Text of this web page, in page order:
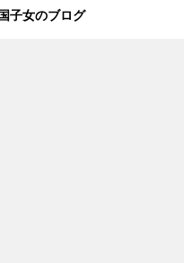
子女のブログ